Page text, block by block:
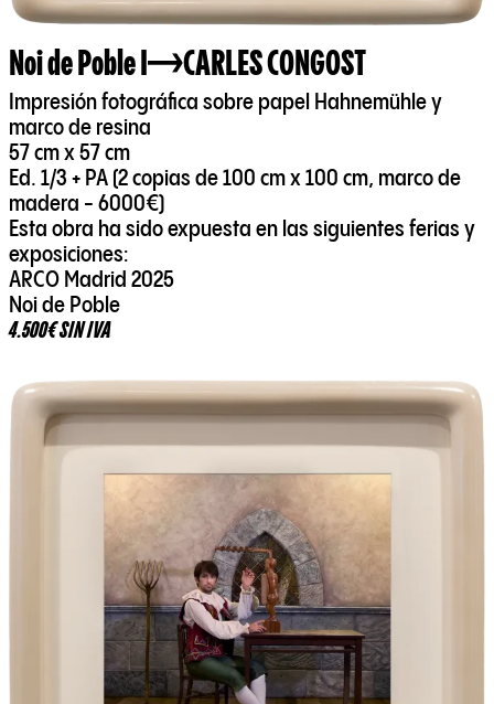
Noi de Poble I CARLES CONGOST
Impresión fotográfica sobre papel Hahnemühle y
marco de resina
57 cm x 57 cm
Ed. 1/3 + PA (2 copias de 100 cm x 100 cm, marco de
madera - 6000€)
Esta obra ha sido expuesta en las siguientes ferias y
exposiciones:
ARCO Madrid 2025
Noi de Poble
4.500€ SIN IVA